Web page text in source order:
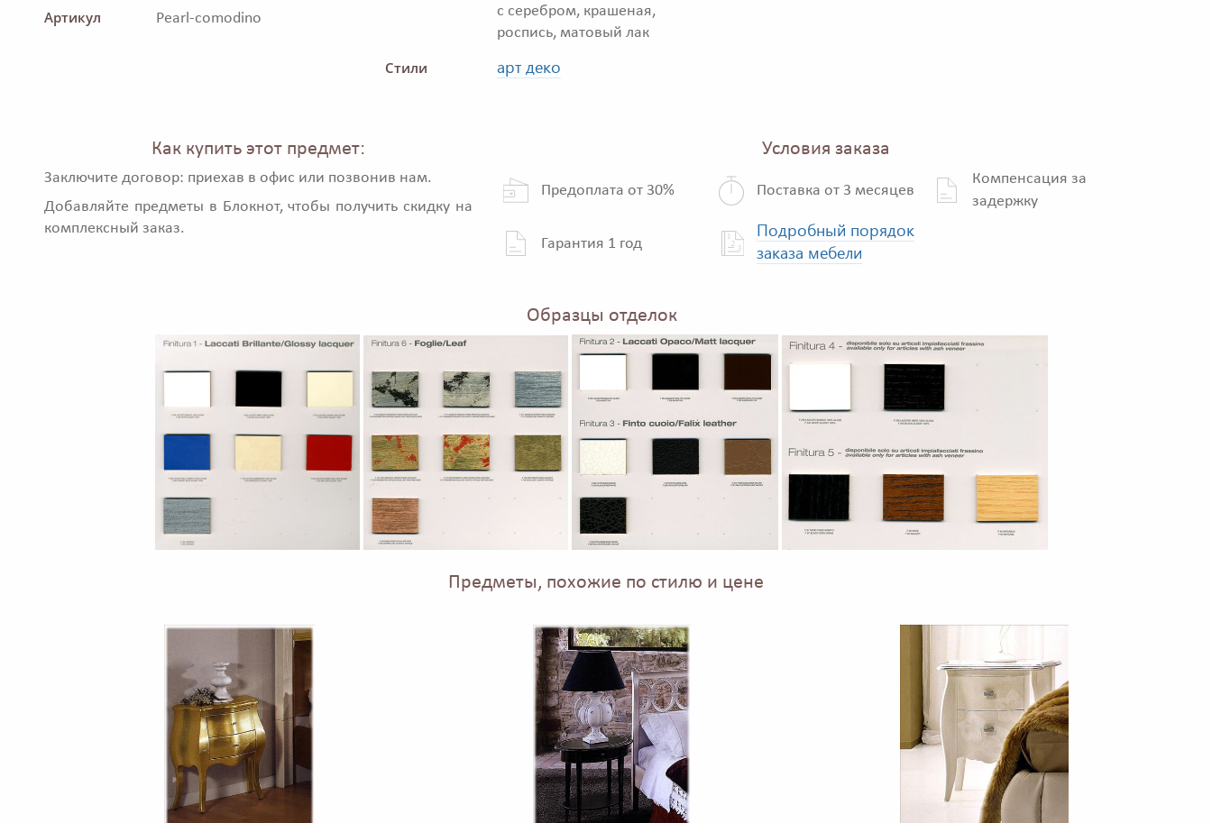
Артикул Pearl-comodino
с серебром, крашеная,
роспись, матовый лак
Стили арт деко
Как купить этот предмет:
Заключите договор: приехав в офис или позвонив нам.
Добавляйте предметы в Блокнот, чтобы получить скидку на
комплексный заказ.
Условия заказа
Предоплата от 30% Поставка от 3 месяцев
Компенсация за
задержку
Гарантия 1 год
Подробный порядок
заказа мебели
Образцы отделок
Предметы, похожие по стилю и цене